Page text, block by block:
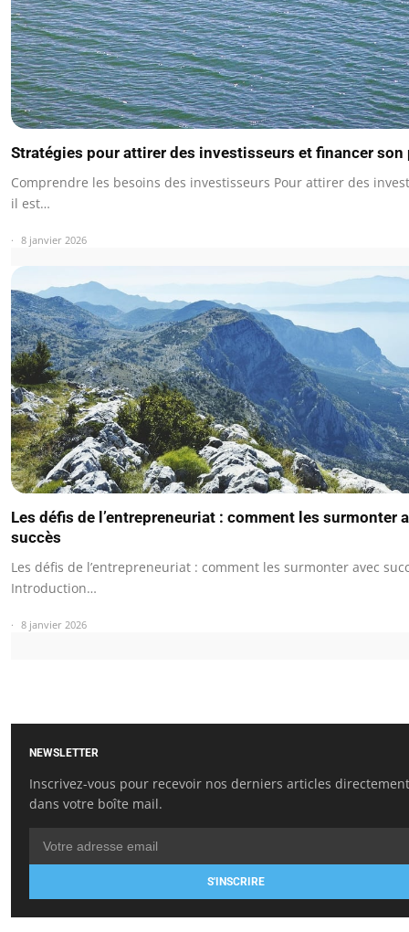
Stratégies pour attirer des investisseurs et financer son
Comprendre les besoins des investisseurs Pour attirer des
il est…
8 janvier 2026
Les défis de l’entrepreneuriat : comment les surmonter
succès
Les défis de l’entrepreneuriat : comment les surmonter avec
Introduction…
8 janvier 2026
NEWSLETTER
Inscrivez-vous pour recevoir nos derniers articles directement
dans votre boîte mail.
S'INSCRIRE